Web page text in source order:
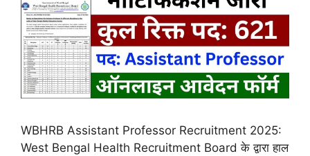
WBHRB Assistant Professor Recruitment 2025:
West Bengal Health Recruitment Board के द्वारा हाल